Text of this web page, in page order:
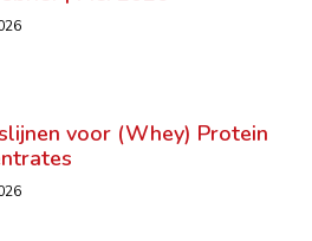
voor (Whey) Protein